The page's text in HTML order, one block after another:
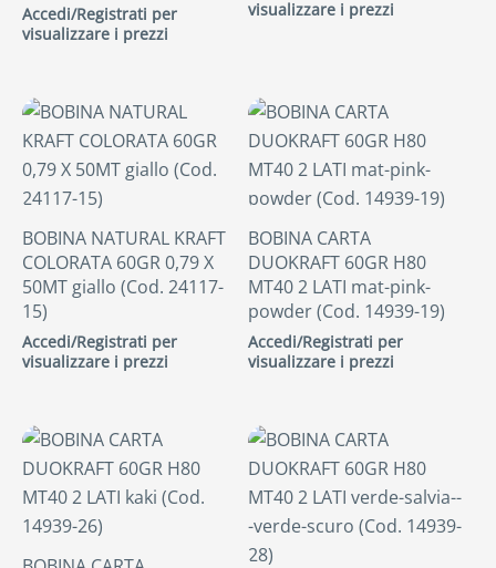
Accedi/Registrati per
visualizzare i prezzi
visualizzare i prezzi
BOBINA NATURAL KRAFT
COLORATA 60GR 0,79 X
50MT giallo (Cod. 24117-
15)
Accedi/Registrati per
visualizzare i prezzi
BOBINA CARTA
DUOKRAFT 60GR H80
MT40 2 LATI mat-pink-
powder (Cod. 14939-19)
Accedi/Registrati per
visualizzare i prezzi